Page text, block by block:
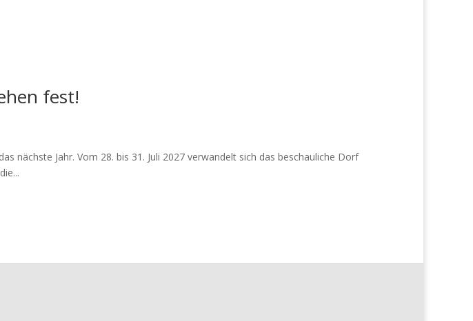
fest!
nächste Jahr. Vom 28. bis 31. Juli 2027 verwandelt sich das beschauliche Dorf